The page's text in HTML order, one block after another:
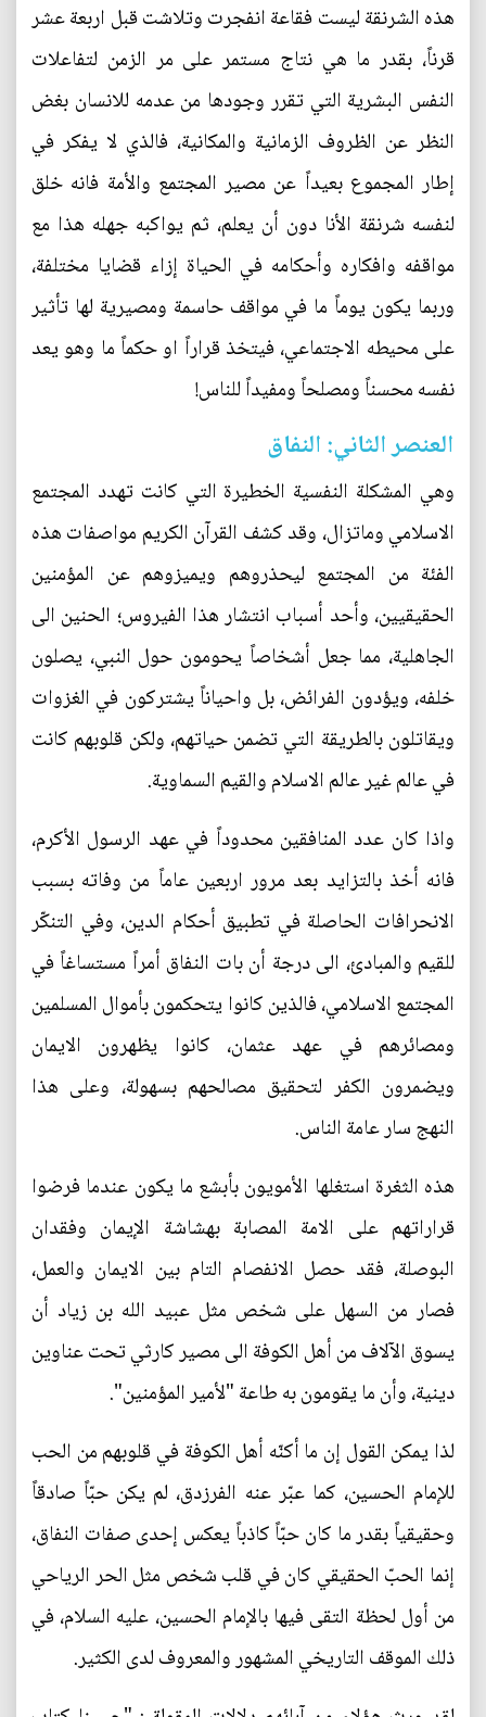
هذه الشرنقة ليست فقاعة انفجرت وتلاشت قبل اربعة عشر
قرناً، بقدر ما هي نتاج مستمر على مر الزمن لتفاعلات
النفس البشرية التي تقرر وجودها من عدمه للانسان بغض
النظر عن الظروف الزمانية والمكانية، فالذي لا يفكر في
إطار المجموع بعيداً عن مصير المجتمع والأمة فانه خلق
لنفسه شرنقة الأنا دون أن يعلم، ثم يواكبه جهله هذا مع
مواقفه وافكاره وأحكامه في الحياة إزاء قضايا مختلفة،
وربما يكون يوماً ما في مواقف حاسمة ومصيرية لها تأثير
على محيطه الاجتماعي، فيتخذ قراراً او حكماً ما وهو يعد
نفسه محسناً ومصلحاً ومفيداً للناس!
العنصر الثاني: النفاق
وهي المشكلة النفسية الخطيرة التي كانت تهدد المجتمع
الاسلامي وماتزال، وقد كشف القرآن الكريم مواصفات هذه
الفئة من المجتمع ليحذروهم ويميزوهم عن المؤمنين
الحقيقيين، وأحد أسباب انتشار هذا الفيروس؛ الحنين الى
الجاهلية، مما جعل أشخاصاً يحومون حول النبي، يصلون
خلفه، ويؤدون الفرائض، بل واحياناً يشتركون في الغزوات
ويقاتلون بالطريقة التي تضمن حياتهم، ولكن قلوبهم كانت
في عالم غير عالم الاسلام والقيم السماوية.
واذا كان عدد المنافقين محدوداً في عهد الرسول الأكرم،
فانه أخذ بالتزايد بعد مرور اربعين عاماً من وفاته بسبب
الانحرافات الحاصلة في تطبيق أحكام الدين، وفي التنكّر
للقيم والمبادئ، الى درجة أن بات النفاق أمراً مستساغاً في
المجتمع الاسلامي، فالذين كانوا يتحكمون بأموال المسلمين
ومصائرهم في عهد عثمان، كانوا يظهرون الايمان
ويضمرون الكفر لتحقيق مصالحهم بسهولة، وعلى هذا
النهج سار عامة الناس.
هذه الثغرة استغلها الأمويون بأبشع ما يكون عندما فرضوا
قراراتهم على الامة المصابة بهشاشة الإيمان وفقدان
البوصلة، فقد حصل الانفصام التام بين الايمان والعمل،
فصار من السهل على شخص مثل عبيد الله بن زياد أن
يسوق الآلاف من أهل الكوفة الى مصير كارثي تحت عناوين
دينية، وأن ما يقومون به طاعة "لأمير المؤمنين".
لذا يمكن القول إن ما أكنّه أهل الكوفة في قلوبهم من الحب
للإمام الحسين، كما عبّر عنه الفرزدق، لم يكن حبّاً صادقاً
وحقيقياً بقدر ما كان حبّاً كاذباً يعكس إحدى صفات النفاق،
إنما الحبّ الحقيقي كان في قلب شخص مثل الحر الرياحي
من أول لحظة التقى فيها بالإمام الحسين، عليه السلام، في
ذلك الموقف التاريخي المشهور والمعروف لدى الكثير.